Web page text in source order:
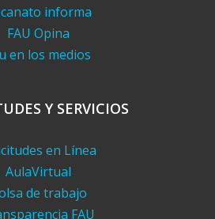
informa
FAU Opina
en los medios
Y SERVICIOS
en Línea
AulaVirtual
de trabajo
FAU